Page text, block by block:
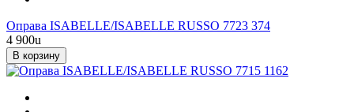
Оправа ISABELLE/ISABELLE RUSSO 7723 374
4 900u
В корзину